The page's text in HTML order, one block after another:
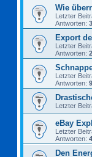
Wie
Letzter
Antworten: 3
Export
Letzter
Antworten: 2
Letzter
Antworten: 9
Letzter
eBay
Letzter
Antworten: 4
Den